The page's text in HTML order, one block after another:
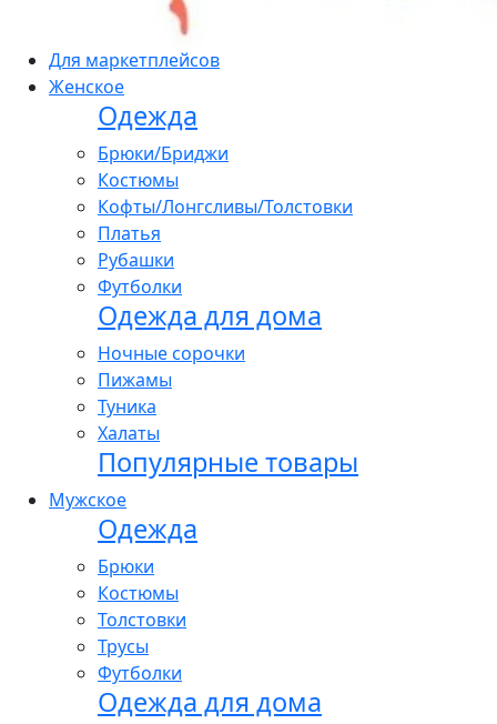
Для маркетплейсов
Женское
Одежда
Брюки/Бриджи
Костюмы
Кофты/Лонгсливы/Толстовки
Платья
Рубашки
Футболки
Одежда для дома
Ночные сорочки
Пижамы
Туника
Халаты
Популярные товары
Мужское
Одежда
Брюки
Костюмы
Толстовки
Трусы
Футболки
Одежда для дома